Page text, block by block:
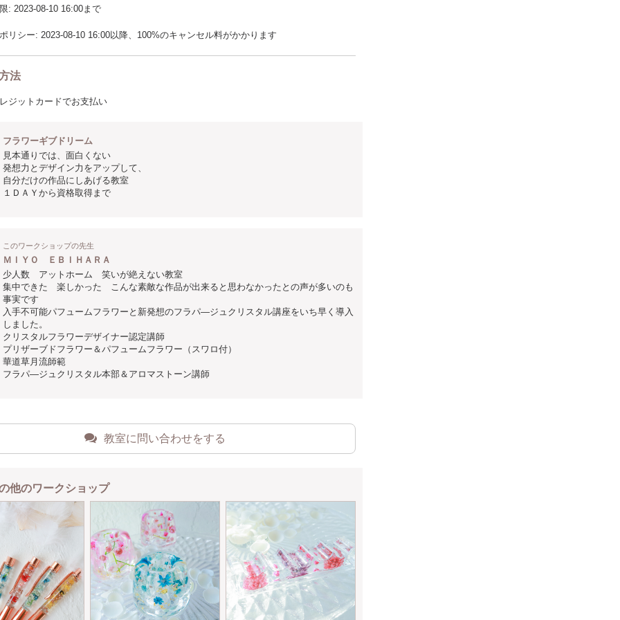
: 2023-08-10 16:00まで
リシー: 2023-08-10 16:00以降、100%のキャンセル料がかかります
法
ジットカードでお支払い
フラワーギブドリーム
見本通りでは、面白くない
発想力とデザイン力をアップして、
自分だけの作品にしあげる教室
１ＤＡＹから資格取得まで
このワークショップの先生
ＭＩＹＯ ＥＢＩＨＡＲＡ
少人数 アットホーム 笑いが絶えない教室
集中できた 楽しかった こんな素敵な作品が出来ると思わなかったとの声が多いのも
事実です
入手不可能パフュームフラワーと新発想のフラパ―ジュクリスタル講座をいち早く導入
しました。
クリスタルフラワーデザイナー認定講師
プリザーブドフラワー＆パフュームフラワー（スワロ付）
華道草月流師範
フラパ―ジュクリスタル本部＆アロマストーン講師
教室に問い合わせをする
他のワークショップ